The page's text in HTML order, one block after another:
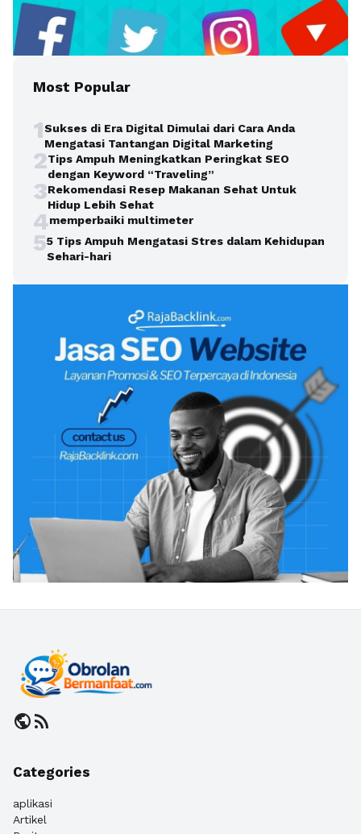
Most Popular
1Sukses di Era Digital Dimulai dari Cara Anda
Mengatasi Tantangan Digital Marketing
2Tips Ampuh Meningkatkan Peringkat SEO
dengan Keyword “Traveling”
3Rekomendasi Resep Makanan Sehat Untuk
Hidup Lebih Sehat
4memperbaiki multimeter
55 Tips Ampuh Mengatasi Stres dalam Kehidupan
Sehari-hari
publicrss_feed
Categories
aplikasi
Artikel